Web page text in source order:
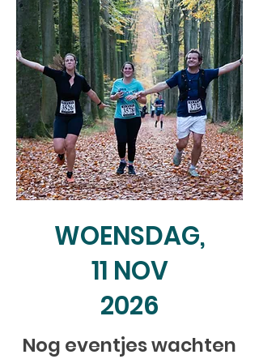
WOENSDAG,
11 NOV
2026
Nog eventjes wachten